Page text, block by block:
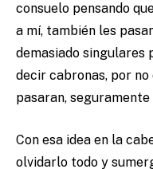
consuelo pensando
a mí, también les
demasiado singulares
decir cabronas, por
pasaran,
Con esa idea en la
olvidarlo todo y